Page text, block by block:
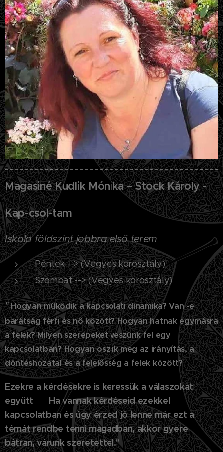
Magasiné Kudlik Mónika – Stock Károly -
Kap-csol-tam
Iskola földszint jobbra első terem
Péntek --> (Vegyes korosztály)
Szombat --> (Vegyes korosztály)
"Hogyan működik a kapcsolati dinamika? Van -e
barátság férfi és nő között? Hogyan hatnak egymásra
a felek? Milyen szerepeket veszünk fel egy
kapcsolatban? Hogyan oszlik meg az irányítás, a
döntéshozatal és a felelősség a felek között?
Ezekre a kérdésekre is keressük a válaszokat
együtt 😊 Ha vannak kérdéseid ezekkel
kapcsolatban és úgy érzed jó lenne már ezt a
témát rendbe tenni magadban, akkor gyere
bátran, várunk szeretettel."